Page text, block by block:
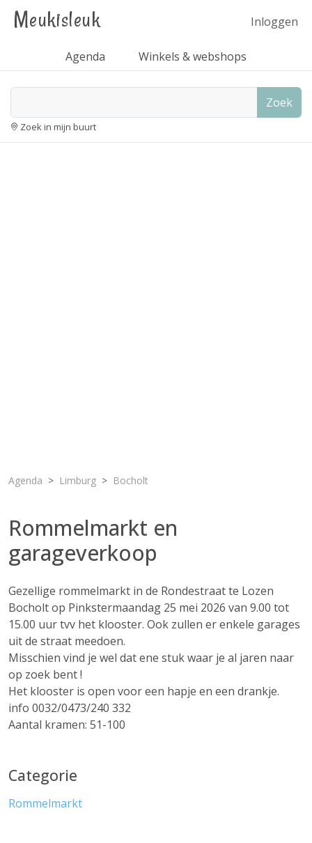
Meukisleuk Inloggen
Agenda Winkels & webshops
Zoek
Zoek in mijn buurt
Agenda Limburg Bocholt
Rommelmarkt en
garageverkoop
Gezellige rommelmarkt in de Rondestraat te Lozen
Bocholt op Pinkstermaandag 25 mei 2026 van 9.00 tot
15.00 uur tvv het klooster. Ook zullen er enkele garages
uit de straat meedoen.
Misschien vind je wel dat ene stuk waar je al jaren naar
op zoek bent !
Het klooster is open voor een hapje en een drankje.
info 0032/0473/240 332
Aantal kramen: 51-100
Categorie
Rommelmarkt